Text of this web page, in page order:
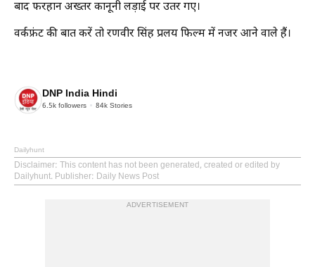
बाद फरहान अख्तर कानूनी लड़ाई पर उतर गए।
वर्कफ्रंट की बात करें तो रणवीर सिंह प्रलय फिल्म में नजर आने वाले हैं।
DNP India Hindi
6.5k followers 84k Stories
Dailyhunt
Disclaimer: This content has not been generated, created or edited by
Dailyhunt. Publisher: Daily News Post
ADVERTISEMENT